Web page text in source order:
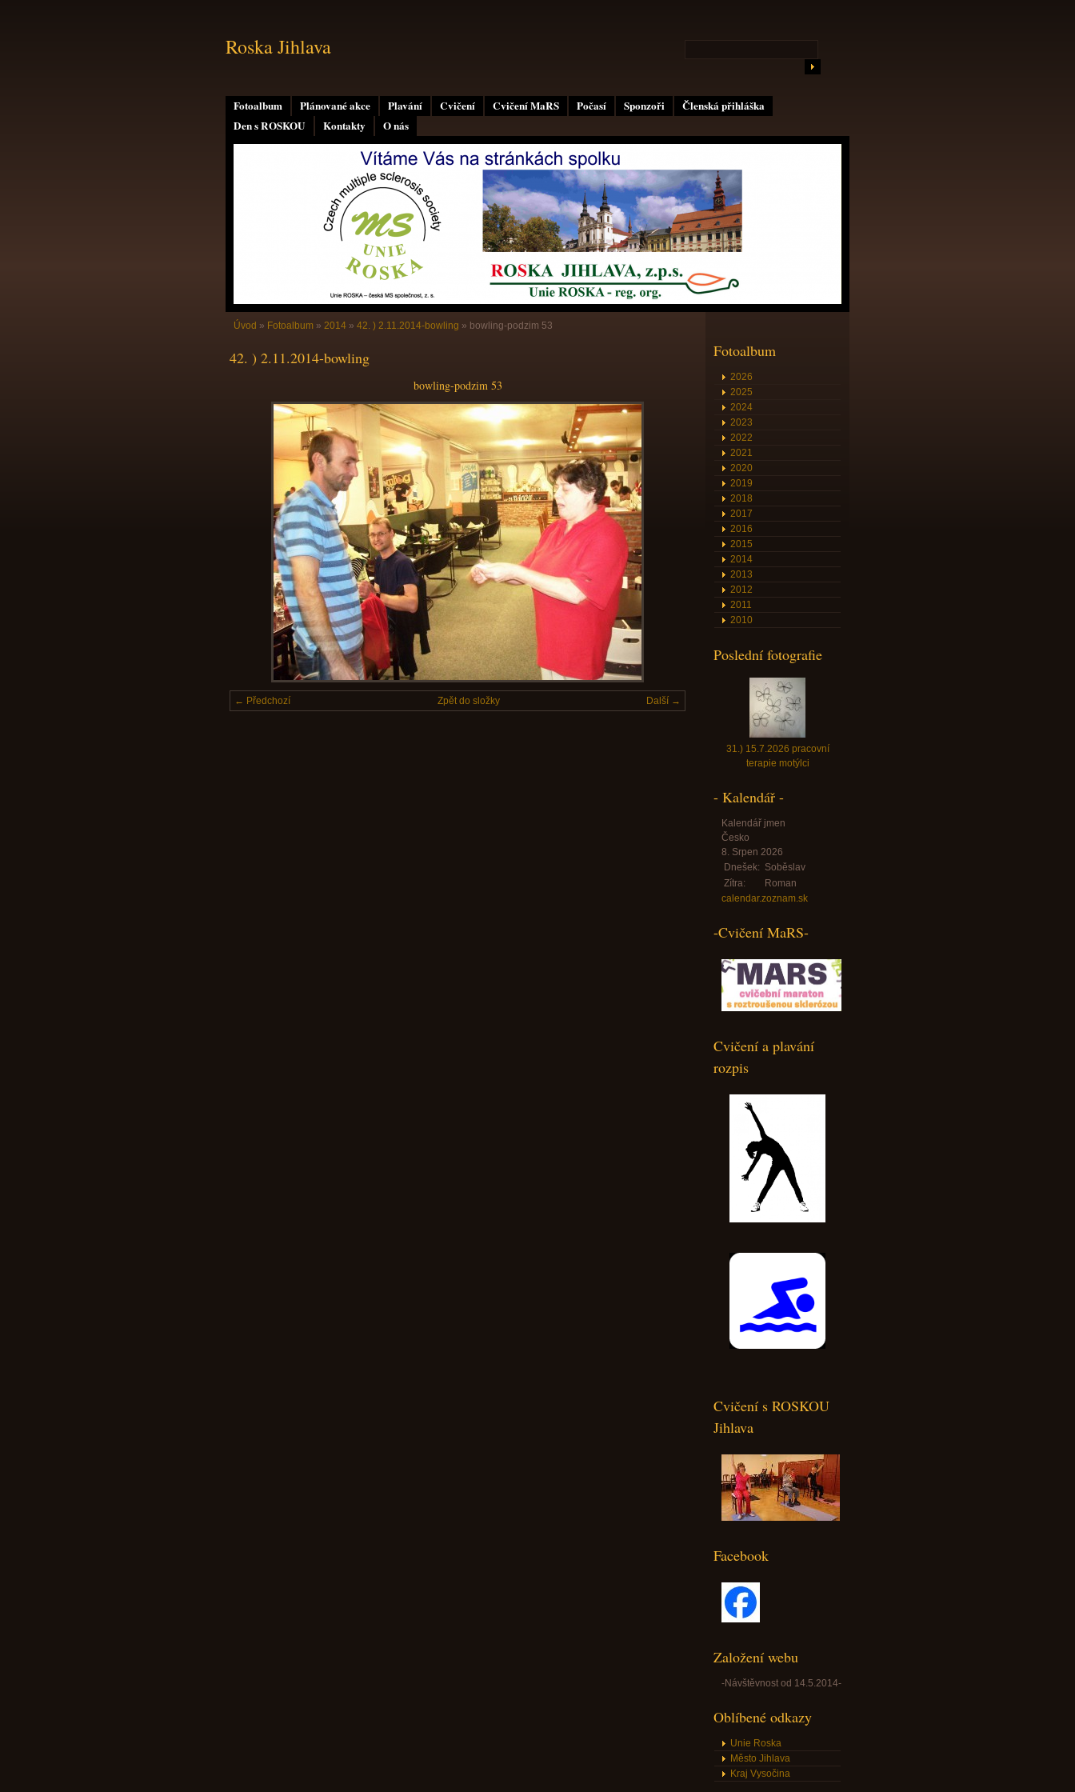
Fotoalbum Plánované akce Plavání Cvičení Cvičení MaRS Počasí Sponzoři
Členská přihláška
Den s ROSKOU
Kontakty O nás
Roska Jihlava
Úvod » Fotoalbum » 2014 » 42. ) 2.11.2014-bowling » bowling-podzim 53
42. ) 2.11.2014-bowling
bowling-podzim 53
← Předchozí Další →
Zpět do složky
Fotoalbum
2026
2025
2024
2023
2022
2021
2020
2019
2018
2017
2016
2015
2014
2013
2012
2011
2010
Poslední fotografie
31.) 15.7.2026 pracovní
terapie motýlci
- Kalendář -
Kalendář jmen
Česko
8. Srpen 2026
Dnešek: Soběslav
Zítra:
Roman
calendar.zoznam.sk
-Cvičení MaRS-
Cvičení a plavání
rozpis
Cvičení s ROSKOU
Jihlava
Facebook
Založení webu
-Návštěvnost od 14.5.2014-
Oblíbené odkazy
Unie Roska
Město Jihlava
Kraj Vysočina